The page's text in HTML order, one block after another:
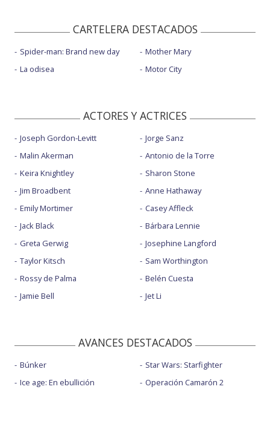
CARTELERA DESTACADOS
Spider-man: Brand new day
La odisea
Mother Mary
Motor City
ACTORES Y ACTRICES
Joseph Gordon-Levitt
Malin Akerman
Keira Knightley
Jim Broadbent
Emily Mortimer
Jack Black
Greta Gerwig
Taylor Kitsch
Rossy de Palma
Jamie Bell
Jorge Sanz
Antonio de la Torre
Sharon Stone
Anne Hathaway
Casey Affleck
Bárbara Lennie
Josephine Langford
Sam Worthington
Belén Cuesta
Jet Li
AVANCES DESTACADOS
Búnker
Ice age: En ebullición
Star Wars: Starfighter
Operación Camarón 2